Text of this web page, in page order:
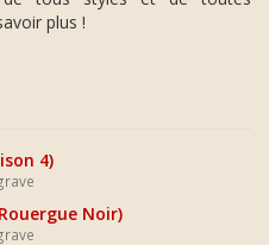
plus !
4)
Noir)